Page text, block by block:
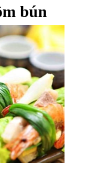
bún